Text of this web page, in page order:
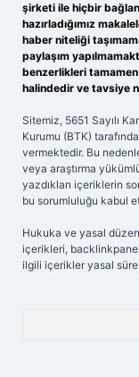
şirketi ile hiçbir
hazırladığımız
haber niteliği
paylaşım
benzerlikleri
halindedir ve tavsiye
Sitemiz, 5651 Sayılı
Kurumu (BTK)
vermektedir. Bu
veya araştırma
yazdıkları içeriklerin
bu sorumluluğu kabul
Hukuka ve yasal
içerikleri,
ilgili içerikler yasal süre